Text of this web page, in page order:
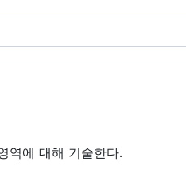
역에 대해 기술한다.